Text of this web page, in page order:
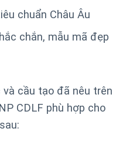
chuẩn Châu Âu
chắn, mẫu mã đẹp
cầu tạo đã nêu trên
CDLF phù hợp cho